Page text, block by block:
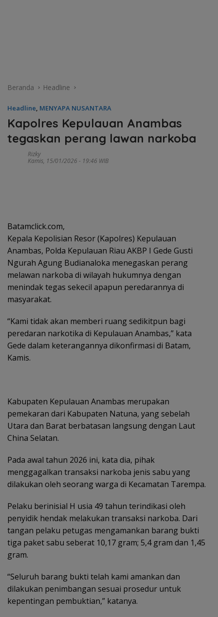
Beranda Headline
Headline, MENYAPA NUSANTARA
Kapolres Kepulauan Anambas
tegaskan perang lawan narkoba
Rizky
Kamis, 15/01/2026 - 19:46 WIB
Batamclick.com,
Kepala Kepolisian Resor (Kapolres) Kepulauan
Anambas, Polda Kepulauan Riau AKBP I Gede Gusti
Ngurah Agung Budianaloka menegaskan perang
melawan narkoba di wilayah hukumnya dengan
menindak tegas sekecil apapun peredarannya di
masyarakat.
“Kami tidak akan memberi ruang sedikitpun bagi
peredaran narkotika di Kepulauan Anambas,” kata
Gede dalam keterangannya dikonfirmasi di Batam,
Kamis.
Kabupaten Kepulauan Anambas merupakan
pemekaran dari Kabupaten Natuna, yang sebelah
Utara dan Barat berbatasan langsung dengan Laut
China Selatan.
Pada awal tahun 2026 ini, kata dia, pihak
menggagalkan transaksi narkoba jenis sabu yang
dilakukan oleh seorang warga di Kecamatan Tarempa.
Pelaku berinisial H usia 49 tahun terindikasi oleh
penyidik hendak melakukan transaksi narkoba. Dari
tangan pelaku petugas mengamankan barang bukti
tiga paket sabu seberat 10,17 gram; 5,4 gram dan 1,45
gram.
“Seluruh barang bukti telah kami amankan dan
dilakukan penimbangan sesuai prosedur untuk
kepentingan pembuktian,” katanya.